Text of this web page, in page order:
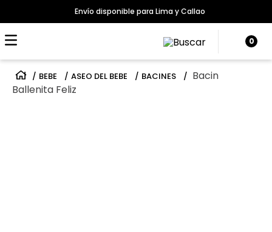
Envío disponible para Lima y Callao
0
BEBE ASEO DEL BEBE BACINES
Bacin
Ballenita Feliz